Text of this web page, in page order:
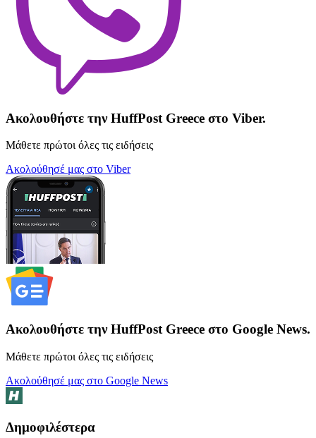
Ακολουθήστε την HuffPost Greece στο Viber.
Μάθετε πρώτοι όλες τις ειδήσεις
Ακολούθησέ μας στο Viber
Ακολουθήστε την HuffPost Greece στο Google News.
Μάθετε πρώτοι όλες τις ειδήσεις
Ακολούθησέ μας στο Google News
Δημοφιλέστερα